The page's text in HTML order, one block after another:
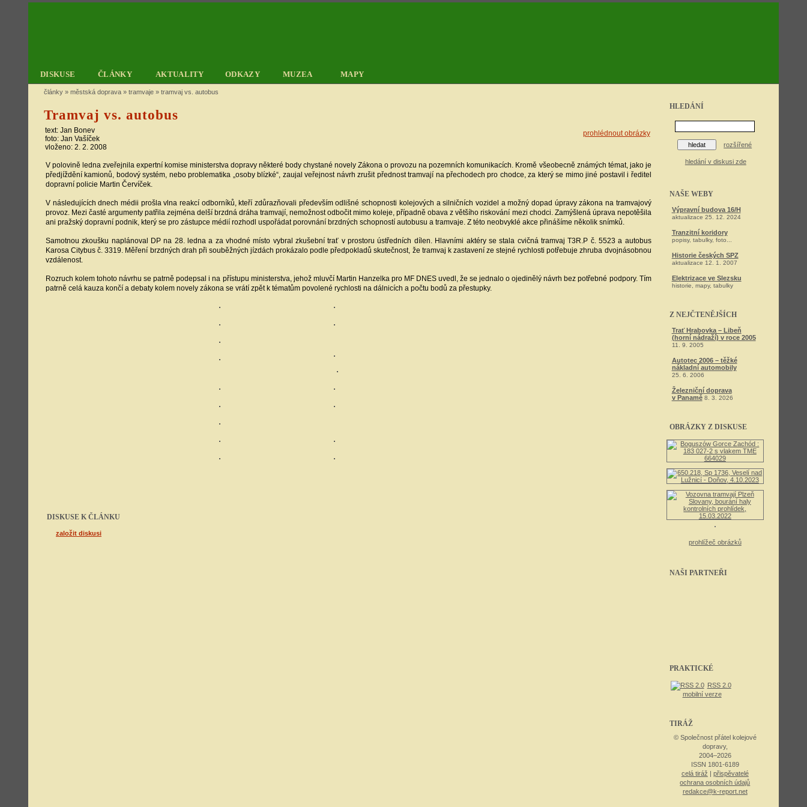
DISKUSE ČLÁNKY AKTUALITY ODKAZY MUZEA MAPY
HLEDÁNÍ
rozšířené
hledání v diskusi zde
NAŠE WEBY
Výpravní budova 16/H
aktualizace 25. 12. 2024
Tranzitní koridory
popisy, tabulky, foto...
Historie českých SPZ
aktualizace 12. 1. 2007
Elektrizace ve Slezsku
historie, mapy, tabulky
Z NEJČTENĚJŠÍCH
Trať Hrabovka – Libeň
(horní nádraží) v roce 2005
11. 9. 2005
Autotec 2006 – těžké
nákladní automobily
25. 6. 2006
Železniční doprava
v Panamě 8. 3. 2026
OBRÁZKY Z DISKUSE
prohlížeč obrázků
NAŠI PARTNEŘI
PRAKTICKÉ
RSS 2.0
mobilní verze
TIRÁŽ
© Společnost přátel kolejové
dopravy,
2004–2026
ISSN 1801-6189
celá tiráž | přispěvatelé
ochrana osobních údajů
redakce@k-report.net
články » městská doprava » tramvaje » tramvaj vs. autobus
Tramvaj vs. autobus
prohlédnout obrázky
text: Jan Bonev
foto: Jan Vašíček
vloženo: 2. 2. 2008
V polovině ledna zveřejnila expertní komise ministerstva dopravy některé body chystané novely Zákona o provozu na pozemních komunikacích. Kromě všeobecně známých témat, jako je
předjíždění kamionů, bodový systém, nebo problematika „osoby blízké“, zaujal veřejnost návrh zrušit přednost tramvají na přechodech pro chodce, za který se mimo jiné postavil i ředitel
dopravní policie Martin Červíček.
V následujících dnech médii prošla vlna reakcí odborníků, kteří zdůrazňovali především odlišné schopnosti kolejových a silničních vozidel a možný dopad úpravy zákona na tramvajový
provoz. Mezi časté argumenty patřila zejména delší brzdná dráha tramvají, nemožnost odbočit mimo koleje, případně obava z většího riskování mezi chodci. Zamýšlená úprava nepotěšila
ani pražský dopravní podnik, který se pro zástupce médií rozhodl uspořádat porovnání brzdných schopností autobusu a tramvaje. Z této neobvyklé akce přinášíme několik snímků.
Samotnou zkoušku naplánoval DP na 28. ledna a za vhodné místo vybral zkušební trať v prostoru ústředních dílen. Hlavními aktéry se stala cvičná tramvaj T3R.P č. 5523 a autobus
Karosa Citybus č. 3319. Měření brzdných drah při souběžných jízdách prokázalo podle předpokladů skutečnost, že tramvaj k zastavení ze stejné rychlosti potřebuje zhruba dvojnásobnou
vzdálenost.
Rozruch kolem tohoto návrhu se patrně podepsal i na přístupu ministerstva, jehož mluvčí Martin Hanzelka pro MF DNES uvedl, že se jednalo o ojedinělý návrh bez potřebné podpory. Tím
patrně celá kauza končí a debaty kolem novely zákona se vrátí zpět k tématům povolené rychlosti na dálnicích a počtu bodů za přestupky.
DISKUSE K ČLÁNKU
založit diskusi